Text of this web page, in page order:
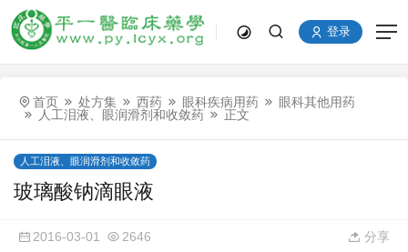
登录
首页 处方集 西药 眼科疾病用药
眼科其他用药
人工泪液、眼润滑剂和收敛药
正文
人工泪液、眼润滑剂和收敛药
玻璃酸钠滴眼液
2016-03-01 2646 分享